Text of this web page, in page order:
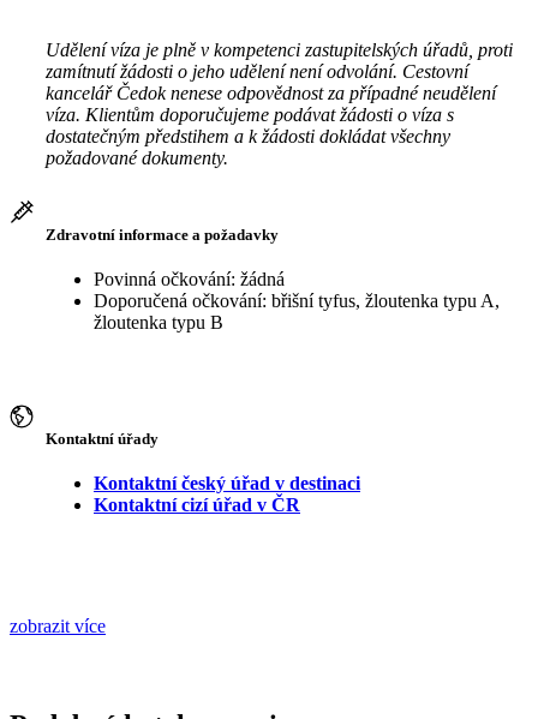
Udělení víza je plně v kompetenci zastupitelských úřadů, proti
zamítnutí žádosti o jeho udělení není odvolání. Cestovní
kancelář Čedok nenese odpovědnost za případné neudělení
víza. Klientům doporučujeme podávat žádosti o víza s
dostatečným předstihem a k žádosti dokládat všechny
požadované dokumenty.
Zdravotní informace a požadavky
Povinná očkování: žádná
Doporučená očkování: břišní tyfus, žloutenka typu A,
žloutenka typu B
Kontaktní úřady
Kontaktní český úřad v destinaci
Kontaktní cizí úřad v ČR
zobrazit více